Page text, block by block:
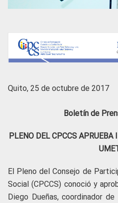
Quito, 25 de octubre de 2017
Boletín de
PLENO DEL CPCCS APRUEBA
El Pleno del Consejo de
Social (CPCCS) conoció y
Diego Dueñas, coordinador